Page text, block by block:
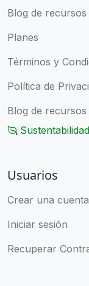
Blog de recursos
Planes
Términos y
Política de
Blog de recursos
Sustentabilidad
Usuarios
Crear una cuenta
Iniciar sesión
Recuperar